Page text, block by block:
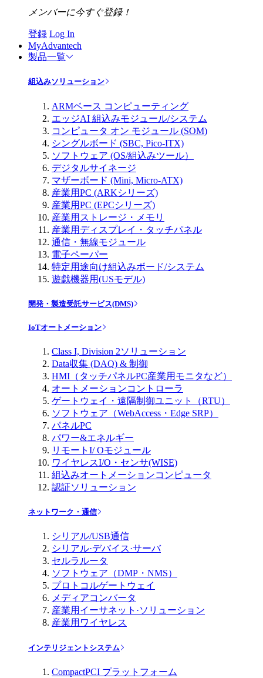
メンバーに今すぐ登録！
登録 Log In
MyAdvantech
製品一覧
組込みソリューション
ARMベース コンピューティング
エッジAI 組込みモジュール/システム
コンピュータ オン モジュール (SOM)
シングルボード (SBC, Pico-ITX)
ソフトウェア (OS/組込みツール）
デジタルサイネージ
マザーボード (Mini, Micro-ATX)
産業用PC (ARKシリーズ)
産業用PC (EPCシリーズ)
産業用ストレージ・メモリ
産業用ディスプレイ・タッチパネル
通信・無線モジュール
電子ペーパー
特定用途向け組込みボード/システム
遊戯機器用(USモデル)
開発・製造受託サービス(DMS)
IoTオートメーション
Class I, Division 2ソリューション
Data収集 (DAQ) & 制御
HMI（タッチパネルPC産業用モニタなど）
オートメーションコントローラ
ゲートウェイ・遠隔制御ユニット（RTU）
ソフトウェア（WebAccess・Edge SRP）
パネルPC
パワー&エネルギー
リモートI/ Oモジュール
ワイヤレスI/O・センサ(WISE)
組込みオートメーションコンピュータ
認証ソリューション
ネットワーク・通信
シリアル/USB通信
シリアル·デバイス·サーバ
セルラルータ
ソフトウェア（DMP・NMS）
プロトコルゲートウェイ
メディアコンバータ
産業用イーサネット·ソリューション
産業用ワイヤレス
インテリジェントシステム
CompactPCI プラットフォーム